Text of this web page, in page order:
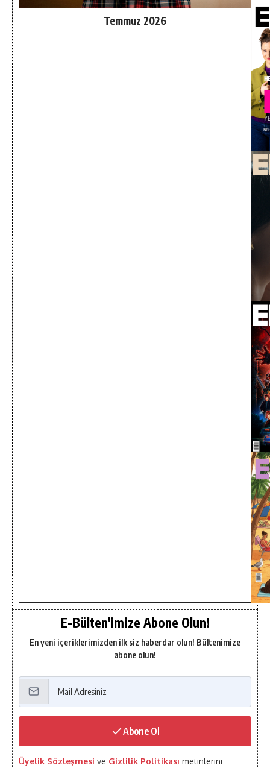
Temmuz 2026
E-Bülten'imize Abone Olun!
En yeni içeriklerimizden ilk siz haberdar olun! Bültenimize
abone olun!
Abone Ol
Üyelik Sözleşmesi ve Gizlilik Politikası metinlerini